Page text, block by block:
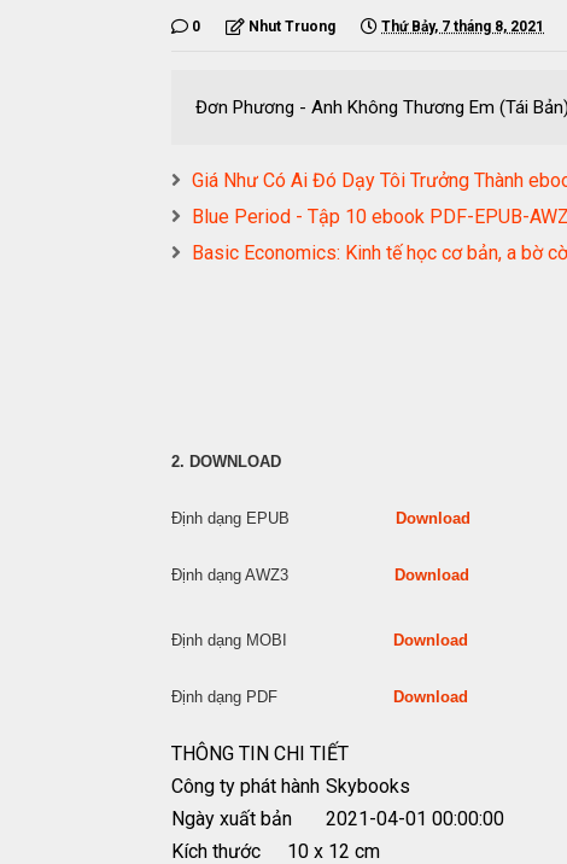
0 Nhut Truong Thứ Bảy, 7 tháng 8, 2021
Đơn Phương - Anh Không Thương Em (Tái
Giá Như Có Ai Đó Dạy Tôi Trưởng Thành
Blue Period - Tập 10 ebook PDF-EPUB-
Basic Economics: Kinh tế học cơ bản, a bờ
2. DOWNLOAD
Định dạng EPUB Download
Định dạng AWZ3 Download
Định dạng MOBI Download
Định dạng PDF Download
THÔNG TIN CHI TIẾT
Công ty phát hành Skybooks
Ngày xuất bản
2021-04-01 00:00:00
Kích thước
10 x 12 cm